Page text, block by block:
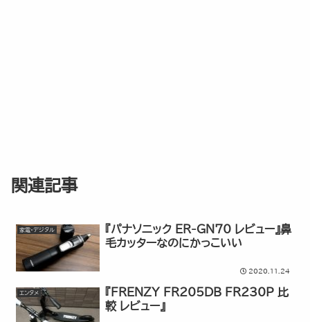
関連記事
家電・デジタル
『パナソニック ER-GN70 レビュー』鼻
毛カッターなのにかっこいい
2020.11.24
エンタメ
『FRENZY FR205DB FR230P 比
較 レビュー』